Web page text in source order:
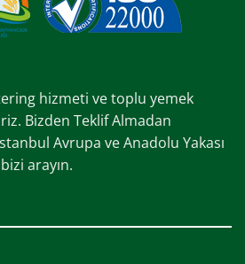
hizmeti ve toplu yemek
Bizden Teklif Almadan
Avrupa ve Anadolu Yakası
arayın.